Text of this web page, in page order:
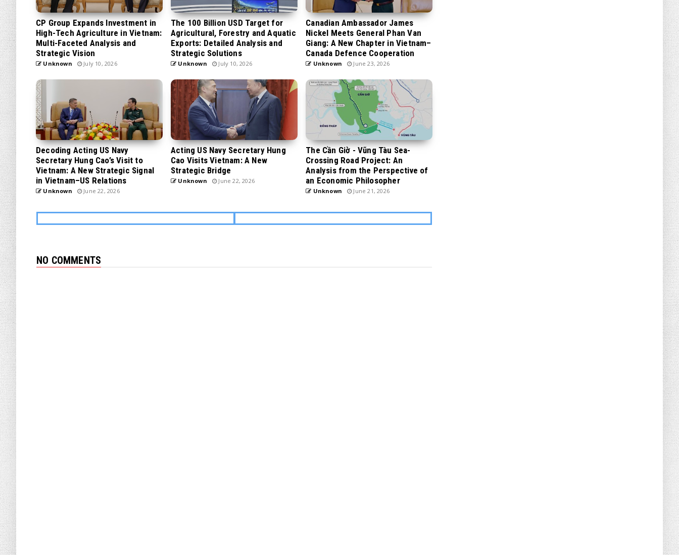
CP Group Expands Investment in
High-Tech Agriculture in Vietnam:
Multi-Faceted Analysis and
Strategic Vision
Unknown July 10, 2026
The 100 Billion USD Target for
Agricultural, Forestry and Aquatic
Exports: Detailed Analysis and
Strategic Solutions
Unknown July 10, 2026
Canadian Ambassador James
Nickel Meets General Phan Van
Giang: A New Chapter in Vietnam–
Canada Defence Cooperation
Unknown June 23, 2026
Decoding Acting US Navy
Secretary Hung Cao’s Visit to
Vietnam: A New Strategic Signal
in Vietnam–US Relations
Unknown June 22, 2026
Acting US Navy Secretary Hung
Cao Visits Vietnam: A New
Strategic Bridge
Unknown June 22, 2026
The Cần Giờ - Vũng Tàu Sea-
Crossing Road Project: An
Analysis from the Perspective of
an Economic Philosopher
Unknown June 21, 2026
NO COMMENTS